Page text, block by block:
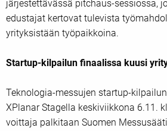
järjestettävässä pitchaus-sessiossa,
edustajat kertovat tulevista
yrityksistään työpaikkoina.
Startup-kilpailun finaalissa kuusi
Teknologia-messujen startup-
XPlanar Stagella keskiviikkona 6.11.
voittaja palkitaan Suomen